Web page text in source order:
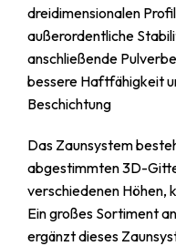
dreidimensionalen
außerordentliche
anschließende
bessere Haftfähigkeit
Beschichtung
Das Zaunsystem
abgestimmten 3D-
verschiedenen Höhen,
Ein großes Sortiment
ergänzt dieses